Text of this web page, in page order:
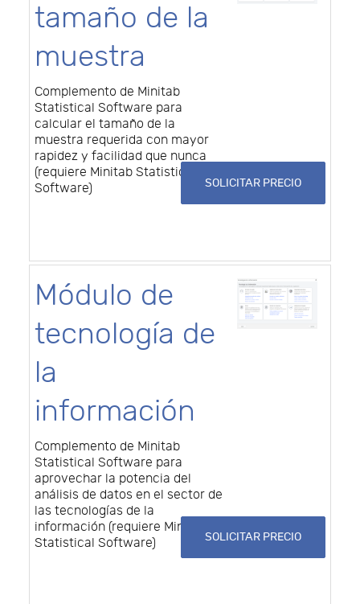
tamaño de la
muestra
Complemento de Minitab
Statistical Software para
calcular el tamaño de la
muestra requerida con mayor
rapidez y facilidad que nunca
(requiere Minitab Statistical
Software)
SOLICITAR PRECIO
Módulo de
tecnología de
la
información
Complemento de Minitab
Statistical Software para
aprovechar la potencia del
análisis de datos en el sector de
las tecnologías de la
información (requiere Minitab
Statistical Software)
SOLICITAR PRECIO